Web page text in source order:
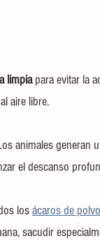
limpia para evitar la
aire libre.
animales generan
el descanso
los ácaros de polvo
sacudir